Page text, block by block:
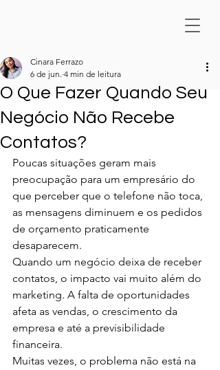
O Que Fazer Quando Seu
Negócio Não Recebe
Contatos?
Cinara Ferrazo
6 de jun. 4 min de leitura
Poucas situações geram mais
preocupação para um empresário do
que perceber que o telefone não toca,
as mensagens diminuem e os pedidos
de orçamento praticamente
desaparecem.
Quando um negócio deixa de receber
contatos, o impacto vai muito além do
marketing. A falta de oportunidades
afeta as vendas, o crescimento da
empresa e até a previsibilidade
financeira.
Muitas vezes, o problema não está na